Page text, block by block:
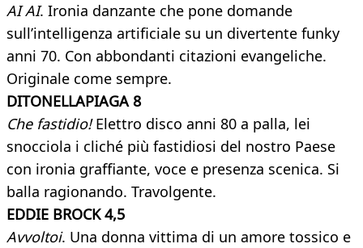
AI AI. Ironia danzante che pone domande
sull’intelligenza artificiale su un divertente funky
anni 70. Con abbondanti citazioni evangeliche.
Originale come sempre.
DITONELLAPIAGA 8
Che fastidio!Elettro disco anni 80 a palla, lei
snocciola i cliché più fastidiosi del nostro Paese
con ironia graffiante, voce e presenza scenica. Si
balla ragionando. Travolgente.
EDDIE BROCK 4,5
Avvoltoi. Una donna vittima di un amore tossico e